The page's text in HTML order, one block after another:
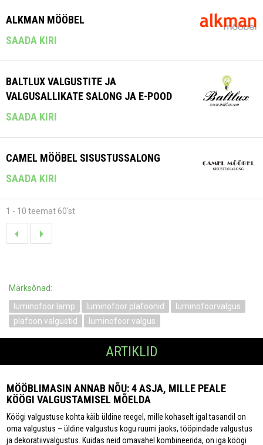
ALKMAN MÖÖBEL
SAADA KIRI
BALTLUX VALGUSTITE JA
VALGUSALLIKATE SALONG JA E-POOD
SAADA KIRI
CAMEL MÖÖBEL SISUSTUSSALONG
SAADA KIRI
1 - 10 teemat 60'st
Märksõnad:
luminofoor lamp
luminofoor plafoonid
luminofoorvalgus
plafoon valgustid
luminofoor valgus
ARTIKLID
MÖÖBLIMASIN ANNAB NÕU: 4 ASJA, MILLE PEALE
KÖÖGI VALGUSTAMISEL MÕELDA
Köögi valgustuse kohta käib üldine reegel, mille kohaselt igal tasandil on
oma valgustus – üldine valgustus kogu ruumi jaoks, tööpindade valgustus
ja dekoratiivvalgustus. Kuidas neid omavahel kombineerida, on iga köögi